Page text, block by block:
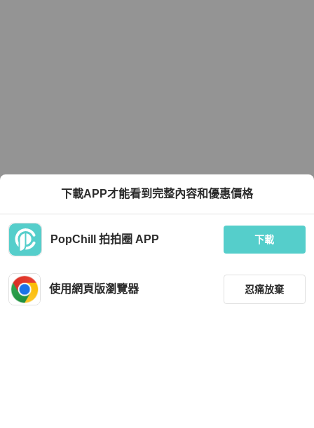
下載APP才能看到完整內容和優惠價格
PopChill 拍拍圈 APP 下載
使用網頁版瀏覽器 忍痛放棄